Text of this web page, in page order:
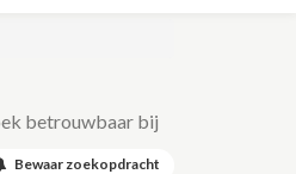
Bewaar zoekopdracht
betrouwbaar bij